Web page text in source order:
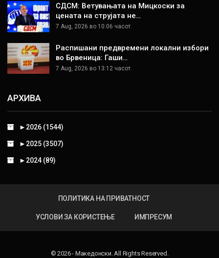
СДСМ: Ветувањата на Мицкоски за
цената на струјата не…
7 Aug, 2026 во 10:06 часот.
Распишани предвремени локални избори
во Брвеница: Гаши…
7 Aug, 2026 во 13:12 часот.
АРХИВА
► 2026 (1544)
► 2025 (3507)
► 2024 (89)
ПОЛИТИКА НА ПРИВАТНОСТ
УСЛОВИ ЗА КОРИСТЕЊЕ ИМПРЕСУМ
© 2026 - Македонски. All Rights Reserved.